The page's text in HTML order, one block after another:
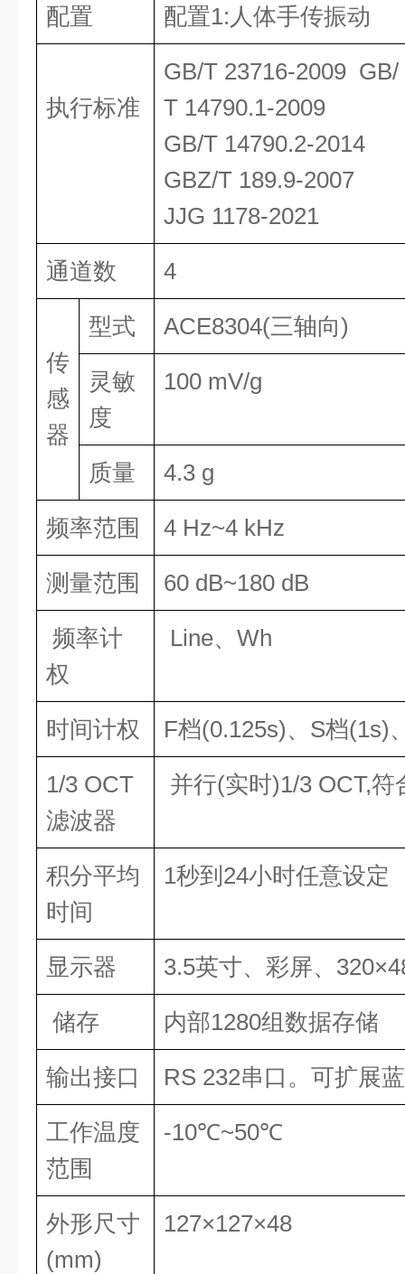
配置 配置1:人体手传振动
执行标准
GB/T 23716-2009 GB/
T 14790.1-2009
GB/T 14790.2-2014
GBZ/T 189.9-2007
JJG 1178-2021
通道数 4
传
感
器
型式 ACE8304(三轴向)
灵敏
度
100 mV/g
质量 4.3 g
频率范围 4 Hz~4 kHz
测量范围 60 dB~180 dB
频率计
权
Line、Wh
时间计权 F档(0.125s)、S档(1s)
1/3 OCT
滤波器
并行(实时)1/3 OCT,
积分平均
时间
1秒到24小时任意设定
显示器 3.5英寸、彩屏、
储存 内部1280组数据存储
输出接口 RS 232串口。可扩展
工作温度
范围
-10℃~50℃
外形尺寸
(mm)
127×127×48